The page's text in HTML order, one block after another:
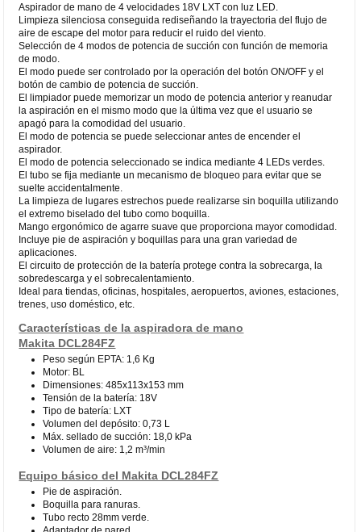
Aspirador de mano de 4 velocidades 18V LXT con luz LED.
Limpieza silenciosa conseguida rediseñando la trayectoria del flujo de
aire de escape del motor para reducir el ruido del viento.
Selección de 4 modos de potencia de succión con función de memoria
de modo.
El modo puede ser controlado por la operación del botón ON/OFF y el
botón de cambio de potencia de succión.
El limpiador puede memorizar un modo de potencia anterior y reanudar
la aspiración en el mismo modo que la última vez que el usuario se
apagó para la comodidad del usuario.
El modo de potencia se puede seleccionar antes de encender el
aspirador.
El modo de potencia seleccionado se indica mediante 4 LEDs verdes.
El tubo se fija mediante un mecanismo de bloqueo para evitar que se
suelte accidentalmente.
La limpieza de lugares estrechos puede realizarse sin boquilla utilizando
el extremo biselado del tubo como boquilla.
Mango ergonómico de agarre suave que proporciona mayor comodidad.
Incluye pie de aspiración y boquillas para una gran variedad de
aplicaciones.
El circuito de protección de la batería protege contra la sobrecarga, la
sobredescarga y el sobrecalentamiento.
Ideal para tiendas, oficinas, hospitales, aeropuertos, aviones, estaciones,
trenes, uso doméstico, etc.
Características de la aspiradora de mano
Makita DCL284FZ
Peso según EPTA: 1,6 Kg
Motor: BL
Dimensiones: 485x113x153 mm
Tensión de la batería: 18V
Tipo de batería: LXT
Volumen del depósito: 0,73 L
Máx. sellado de succión: 18,0 kPa
Volumen de aire: 1,2 m³/min
Equipo básico del Makita DCL284FZ
Pie de aspiración.
Boquilla para ranuras.
Tubo recto 28mm verde.